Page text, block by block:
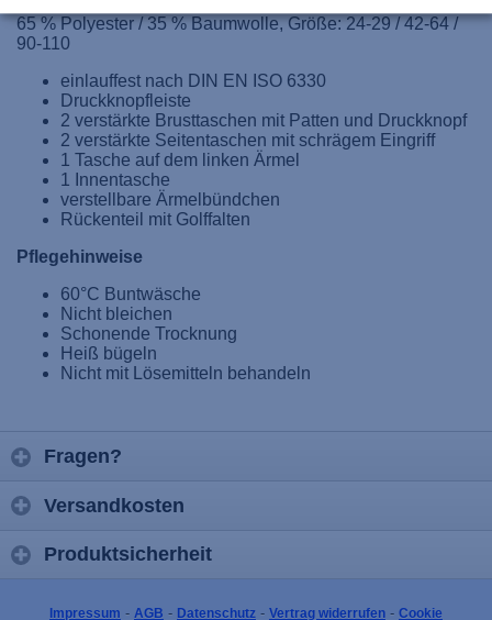
65 % Polyester / 35 % Baumwolle, Größe: 24-29 / 42-64 /
90-110
einlauffest nach DIN EN ISO 6330
Druckknopfleiste
2 verstärkte Brusttaschen mit Patten und Druckknopf
2 verstärkte Seitentaschen mit schrägem Eingriff
1 Tasche auf dem linken Ärmel
1 Innentasche
verstellbare Ärmelbündchen
Rückenteil mit Golffalten
Pflegehinweise
60°C Buntwäsche
Nicht bleichen
Schonende Trocknung
Heiß bügeln
Nicht mit Lösemitteln behandeln
Fragen?
Versandkosten
Produktsicherheit
Impressum - AGB - Datenschutz - Vertrag widerrufen - Cookie